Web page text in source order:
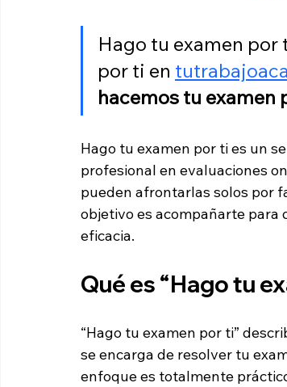
Hago tu examen por
por ti en
hacemos tu examen
Hago tu examen por ti es un
profesional en evaluaciones
pueden afrontarlas solos por
objetivo es acompañarte para
eficacia.
Qué es “Hago tu
“Hago tu examen por ti”
se encarga de resolver tu
enfoque es totalmente